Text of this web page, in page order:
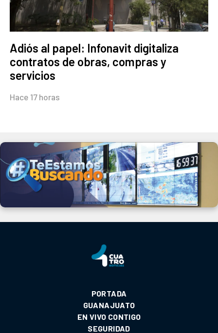
Adiós al papel: Infonavit digitaliza
contratos de obras, compras y
servicios
Hace 17 horas
PORTADA
GUANAJUATO
EN VIVO CONTIGO
SEGURIDAD